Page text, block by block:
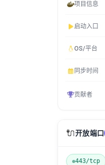
项目信息
启动入口
OS/平台
同步时间
贡献者
🔌开放端口
443/tcp